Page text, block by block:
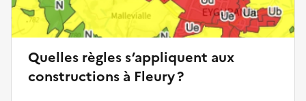
Quelles règles s’appliquent aux
constructions à Fleury ?